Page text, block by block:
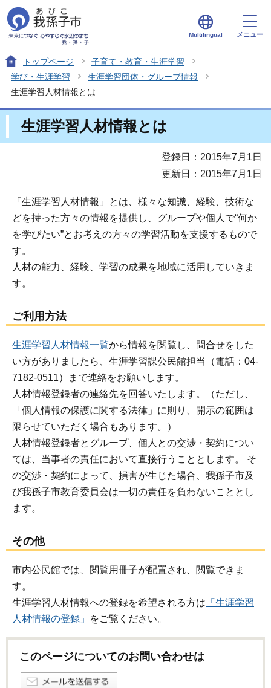
Multilingual メニュー
トップページ
子育て・教育・生涯学習
学び・生涯学習
生涯学習団体・グループ情報
生涯学習人材情報とは
生涯学習人材情報とは
登録日：2015年7月1日
更新日：2015年7月1日
「生涯学習人材情報」とは、様々な知識、経験、技術な
どを持った方々の情報を提供し、グループや個人で“何か
を学びたい”とお考えの方々の学習活動を支援するもので
す。
人材の能力、経験、学習の成果を地域に活用していきま
す。
ご利用方法
生涯学習人材情報一覧から情報を閲覧し、問合せをした
い方がありましたら、生涯学習課公民館担当（電話：04-
7182-0511）まで連絡をお願いします。
人材情報登録者の連絡先を回答いたします。（ただし、
「個人情報の保護に関する法律」に則り、開示の範囲は
限らせていただく場合もあります。）
人材情報登録者とグループ、個人との交渉・契約につい
ては、当事者の責任において直接行うこととします。 そ
の交渉・契約によって、損害が生じた場合、我孫子市及
び我孫子市教育委員会は一切の責任を負わないこととし
ます。
その他
市内公民館では、閲覧用冊子が配置され、閲覧できま
す。
生涯学習人材情報への登録を希望される方は 「生涯学習
人材情報の登録」
をご覧ください。
このページについてのお問い合わせは